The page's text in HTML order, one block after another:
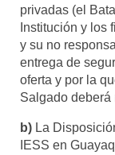
privadas (el
Institución y los
y su no
entrega de
oferta y por la
Salgado deberá
b) La
IESS en